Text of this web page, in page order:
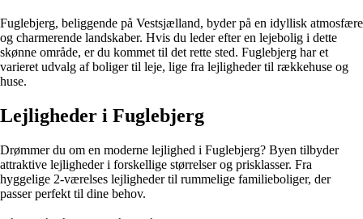
Fuglebjerg, beliggende på Vestsjælland, byder på en idyllisk atmosfære
og charmerende landskaber. Hvis du leder efter en lejebolig i dette
skønne område, er du kommet til det rette sted. Fuglebjerg har et
varieret udvalg af boliger til leje, lige fra lejligheder til rækkehuse og
huse.
Lejligheder i Fuglebjerg
Drømmer du om en moderne lejlighed i Fuglebjerg? Byen tilbyder
attraktive lejligheder i forskellige størrelser og prisklasser. Fra
hyggelige 2-værelses lejligheder til rummelige familieboliger, der
passer perfekt til dine behov.